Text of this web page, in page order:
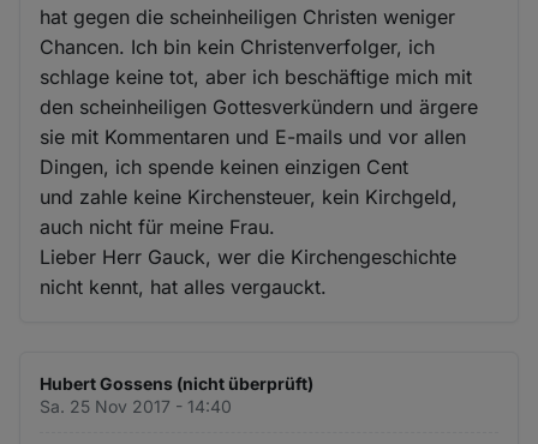
hat gegen die scheinheiligen Christen weniger
Chancen. Ich bin kein Christenverfolger, ich
schlage keine tot, aber ich beschäftige mich mit
den scheinheiligen Gottesverkündern und ärgere
sie mit Kommentaren und E-mails und vor allen
Dingen, ich spende keinen einzigen Cent
und zahle keine Kirchensteuer, kein Kirchgeld,
auch nicht für meine Frau.
Lieber Herr Gauck, wer die Kirchengeschichte
nicht kennt, hat alles vergauckt.
Hubert Gossens (nicht überprüft)
Sa. 25 Nov 2017 - 14:40